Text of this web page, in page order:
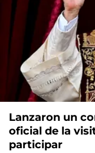
Lanzaron un
oficial de la
participar